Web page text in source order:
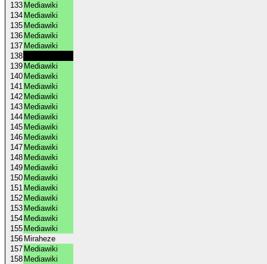
133 Mediawiki
134 Mediawiki
135 Mediawiki
136 Mediawiki
137 Mediawiki
138
139 Mediawiki
140 Mediawiki
141 Mediawiki
142 Mediawiki
143 Mediawiki
144 Mediawiki
145 Mediawiki
146 Mediawiki
147 Mediawiki
148 Mediawiki
149 Mediawiki
150 Mediawiki
151 Mediawiki
152 Mediawiki
153 Mediawiki
154 Mediawiki
155 Mediawiki
156 Miraheze
157 Mediawiki
158 Mediawiki